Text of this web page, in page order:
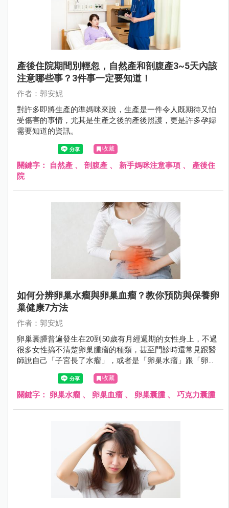
產後住院期間別輕忽，自然產和剖腹產3~5天內該
注意哪些事？3件事一定要知道！
作者：郭安妮
對許多即將生產的準媽咪來說，生產是一件令人既期待又怕
受傷害的事情，尤其是生產之後的產後照護，更是許多孕婦
需要知道的資訊。
收藏
關鍵字： 自然產 、 剖腹產 、 新手媽咪注意事項 、 產後住
院
如何分辨卵巢水瘤與卵巢血瘤？教你預防與保養卵
巢健康7方法
作者：郭安妮
卵巢囊腫普遍發生在20到50歲有月經週期的女性身上，不過
很多女性搞不清楚卵巢腫瘤的種類，甚至門診時還常見跟醫
師說自己「子宮長了水瘤」，或者是「卵巢水瘤」跟「卵巢
血瘤」分不清楚，女性朋友應該要認識什麼是卵巢囊腫。
收藏
關鍵字： 卵巢水瘤 、 卵巢血瘤 、 卵巢囊腫、 巧克力囊腫